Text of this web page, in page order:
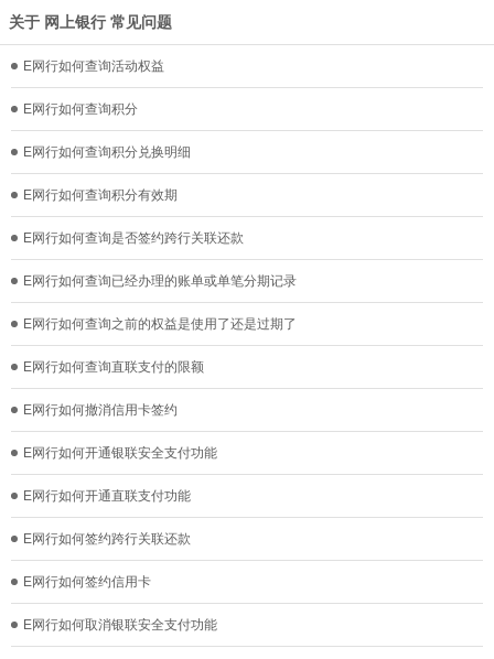
关于 网上银行 常见问题
E网行如何查询活动权益
E网行如何查询积分
E网行如何查询积分兑换明细
E网行如何查询积分有效期
E网行如何查询是否签约跨行关联还款
E网行如何查询已经办理的账单或单笔分期记录
E网行如何查询之前的权益是使用了还是过期了
E网行如何查询直联支付的限额
E网行如何撤消信用卡签约
E网行如何开通银联安全支付功能
E网行如何开通直联支付功能
E网行如何签约跨行关联还款
E网行如何签约信用卡
E网行如何取消银联安全支付功能